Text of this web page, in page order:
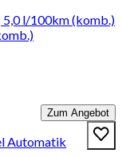
5,0 l/100km (komb.)
Zum Angebot
Automatik